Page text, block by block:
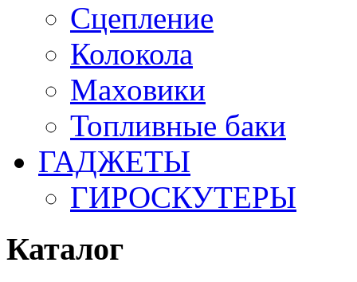
Сцепление
Колокола
Маховики
Топливные баки
ГАДЖЕТЫ
ГИРОСКУТЕРЫ
Каталог